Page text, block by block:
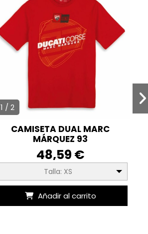
1 / 2
CAMISETA DUAL MARC
MÁRQUEZ 93
48,59 €
Talla: XS
Añadir al carrito